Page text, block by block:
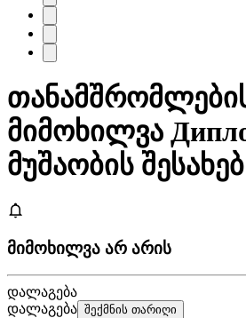
მიმოხილვა
მუშაობის შესახებ
მიმოხილვა არ არის
დალაგება
დალაგება შექმნის თარიღი